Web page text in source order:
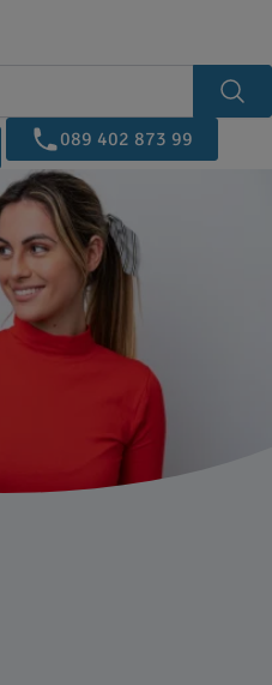
089 402 873 99